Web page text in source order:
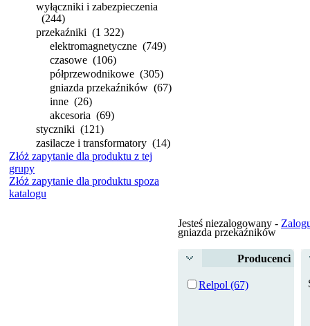
wyłączniki i zabezpieczenia
(244)
przekaźniki (1 322)
elektromagnetyczne (749)
czasowe (106)
półprzewodnikowe (305)
gniazda przekaźników (67)
inne (26)
akcesoria (69)
styczniki (121)
zasilacze i transformatory (14)
Złóż zapytanie dla produktu z tej
grupy
Złóż zapytanie dla produktu spoza
katalogu
Jesteś niezalogowany -
gniazda przekaźników
Producenci
Relpol (67)